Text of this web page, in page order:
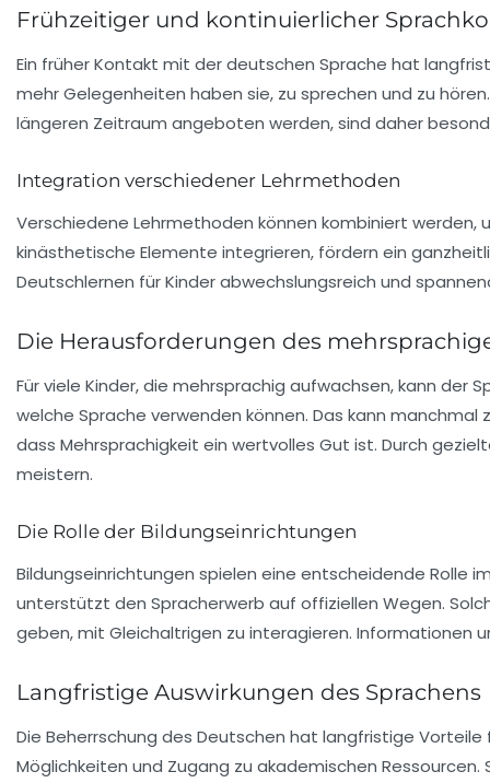
Frühzeitiger und kontinuierlicher
Ein früher Kontakt mit der deutschen Sprache hat
mehr Gelegenheiten haben sie, zu sprechen und zu
längeren Zeitraum angeboten werden, sind daher
Integration verschiedener Lehrmethoden
Verschiedene Lehrmethoden können kombiniert werden,
kinästhetische Elemente integrieren, fördern ein
Deutschlernen für Kinder abwechslungsreich und
Die Herausforderungen des
Für viele Kinder, die mehrsprachig aufwachsen, kann der
welche Sprache verwenden können. Das kann
dass Mehrsprachigkeit ein wertvolles Gut ist. Durch
meistern.
Die Rolle der Bildungseinrichtungen
Bildungseinrichtungen spielen eine entscheidende Rolle
unterstützt den Spracherwerb auf offiziellen Wegen.
geben, mit Gleichaltrigen zu interagieren. Informationen
Langfristige Auswirkungen des Sprachens
Die Beherrschung des Deutschen hat langfristige
Möglichkeiten und Zugang zu akademischen Ressourcen.